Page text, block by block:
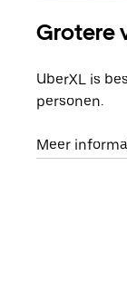
Grotere
UberXL is
personen.
Meer